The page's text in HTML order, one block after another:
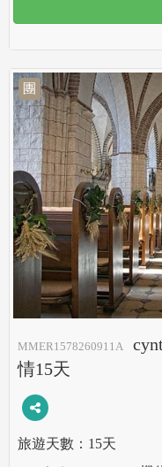
團
MMER1578260911A
情15天
15天